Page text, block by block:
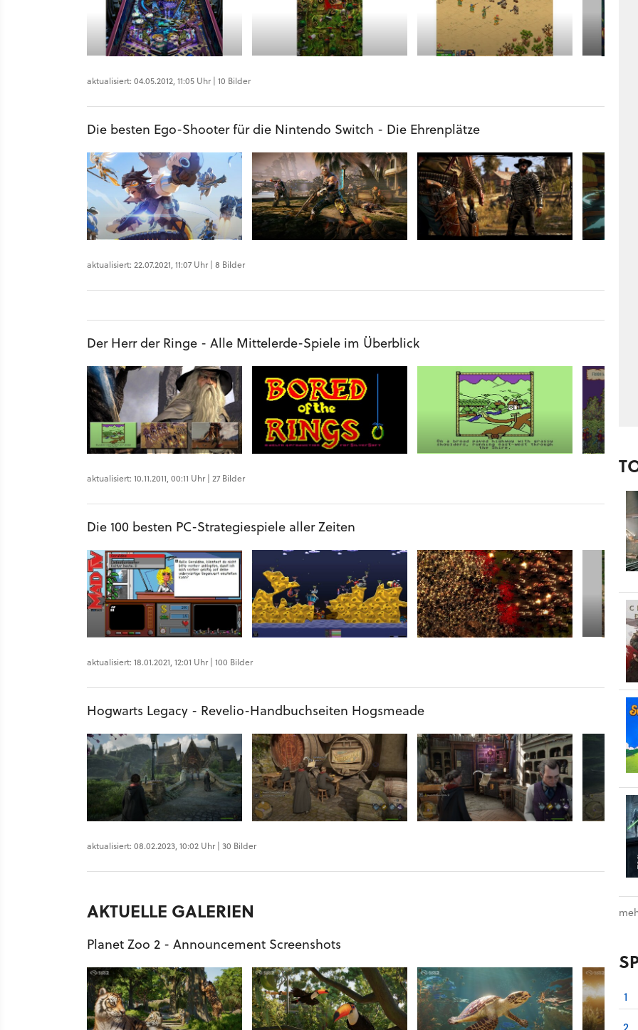
aktualisiert: 04.05.2012, 11:05 Uhr | 10 Bilder
Die besten Ego-Shooter für die Nintendo Switch - Die Ehrenplätze
aktualisiert: 22.07.2021, 11:07 Uhr | 8 Bilder
Der Herr der Ringe - Alle Mittelerde-Spiele im Überblick
aktualisiert: 10.11.2011, 00:11 Uhr | 27 Bilder
Die 100 besten PC-Strategiespiele aller Zeiten
aktualisiert: 18.01.2021, 12:01 Uhr | 100 Bilder
Hogwarts Legacy - Revelio-Handbuchseiten Hogsmeade
aktualisiert: 08.02.2023, 10:02 Uhr | 30 Bilder
AKTUELLE GALERIEN
Planet Zoo 2 - Announcement Screenshots
1